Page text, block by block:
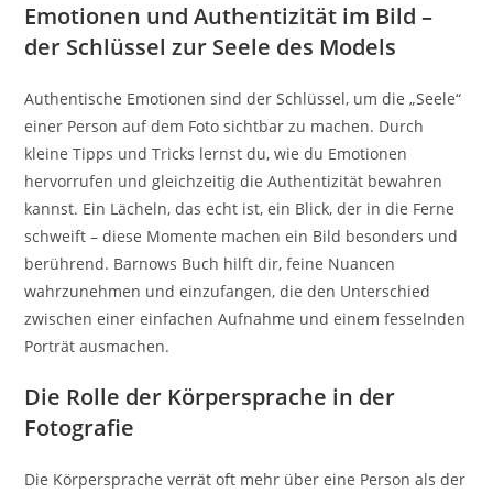
Emotionen und Authentizität im Bild –
der Schlüssel zur Seele des Models
Authentische Emotionen sind der Schlüssel, um die „Seele“
einer Person auf dem Foto sichtbar zu machen. Durch
kleine Tipps und Tricks lernst du, wie du Emotionen
hervorrufen und gleichzeitig die Authentizität bewahren
kannst. Ein Lächeln, das echt ist, ein Blick, der in die Ferne
schweift – diese Momente machen ein Bild besonders und
berührend. Barnows Buch hilft dir, feine Nuancen
wahrzunehmen und einzufangen, die den Unterschied
zwischen einer einfachen Aufnahme und einem fesselnden
Porträt ausmachen.
Die Rolle der Körpersprache in der
Fotografie
Die Körpersprache verrät oft mehr über eine Person als der